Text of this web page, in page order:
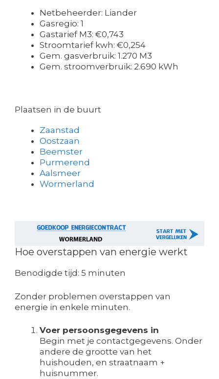
Netbeheerder: Liander
Gasregio: 1
Gastarief M3: €0,743
Stroomtarief kwh: €0,254
Gem. gasverbruik: 1.270 M3
Gem. stroomverbruik: 2.690 kWh
Plaatsen in de buurt
Zaanstad
Oostzaan
Beemster
Purmerend
Aalsmeer
Wormerland
Hoe overstappen van energie werkt
Benodigde tijd: 5 minuten
Zonder problemen overstappen van
energie in enkele minuten.
Voer persoonsgegevens in
Begin met je contactgegevens. Onder
andere de grootte van het
huishouden, en straatnaam +
huisnummer.